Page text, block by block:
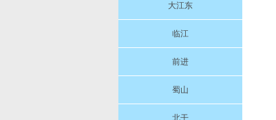
大江东
临江
前进
蜀山
北干